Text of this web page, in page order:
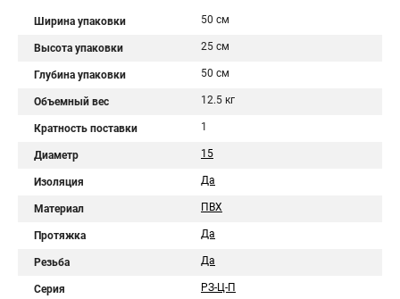
Ширина упаковки 50 см
Высота упаковки 25 см
Глубина упаковки 50 см
Объемный вес 12.5 кг
Кратность поставки 1
Диаметр 15
Изоляция Да
Материал ПВХ
Протяжка Да
Резьба Да
Серия РЗ-Ц-П